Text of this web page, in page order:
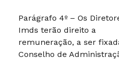
Parágrafo 4º – Os
Imds terão direito a
remuneração, a ser
Conselho de